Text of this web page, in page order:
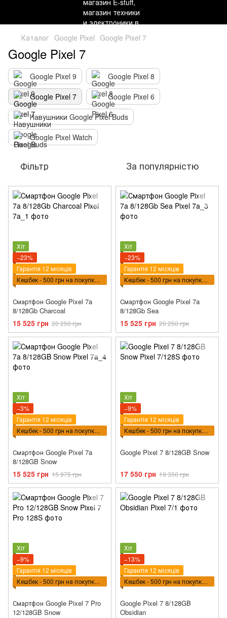
Каталог Google Pixel Google Pixel 7
Google Pixel 7
Google Pixel 9
Google Pixel 8
Google Pixel 7
Google Pixel 6
Навушники Google Pixel Buds
Google Pixel Watch
Фільтр За популярністю
Хіт
−23%
Гарантія 12 місяців
Кешбек - 500 грн на покупку ВПТ
Смартфон Google Pixel 7a
8/128Gb Charcoal
15 525 грн 20 250 грн
Хіт
−23%
Гарантія 12 місяців
Кешбек - 500 грн на покупку ВПТ
Смартфон Google Pixel 7a
8/128Gb Sea
15 525 грн 20 250 грн
Хіт
−3%
Гарантія 12 місяців
Кешбек - 500 грн на покупку ВПТ
Смартфон Google Pixel 7a
8/128GB Snow
15 525 грн 15 975 грн
Хіт
−9%
Гарантія 12 місяців
Кешбек - 500 грн на покупку ВПТ
Google Pixel 7 8/128GB Snow
17 550 грн 19 350 грн
Хіт
−9%
Гарантія 12 місяців
Кешбек - 500 грн на покупку ВПТ
Смартфон Google Pixel 7 Pro
12/128GB Snow
Хіт
−13%
Гарантія 12 місяців
Кешбек - 500 грн на покупку ВПТ
Google Pixel 7 8/128GB
Obsidian